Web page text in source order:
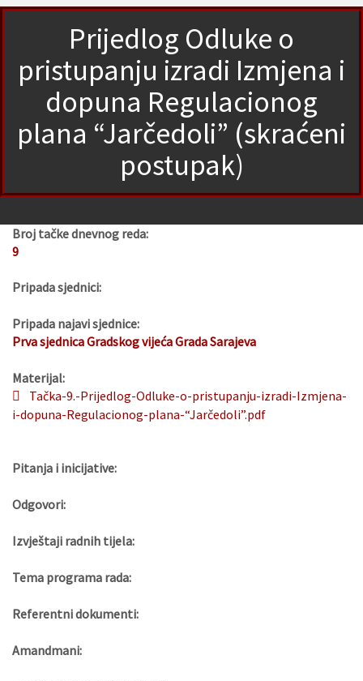
Prijedlog Odluke o
pristupanju izradi Izmjena i
dopuna Regulacionog
plana “Jarčedoli” (skraćeni
postupak)
Broj tačke dnevnog reda:
9
Pripada sjednici:
Pripada najavi sjednice:
Prva sjednica Gradskog vijeća Grada Sarajeva
Materijal:
Tačka-9.-Prijedlog-Odluke-o-pristupanju-izradi-Izmjena-
i-dopuna-Regulacionog-plana-“Jarčedoli”.pdf
Pitanja i inicijative:
Odgovori:
Izvještaji radnih tijela:
Tema programa rada:
Referentni dokumenti:
Amandmani: